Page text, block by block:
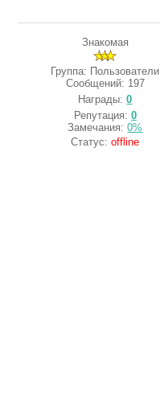
Знакомая
Группа: Пользователи
Сообщений: 197
Награды:0
Репутация: 0
Замечания:0%
Статус:offline